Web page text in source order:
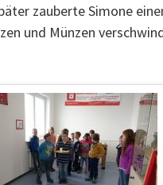
zauberte Simone
und Münzen